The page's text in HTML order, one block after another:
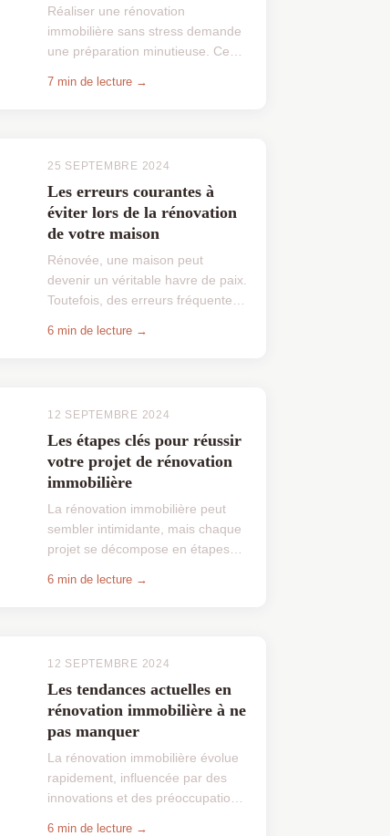
Réaliser une rénovation
immobilière sans stress demande
une préparation minutieuse. Ce
7 min de lecture →
25 SEPTEMBRE 2024
Les erreurs courantes à
éviter lors de la rénovation
de votre maison
Rénovée, une maison peut
devenir un véritable havre de paix.
Toutefois, des erreurs fréquentes
6 min de lecture →
12 SEPTEMBRE 2024
Les étapes clés pour réussir
votre projet de rénovation
immobilière
La rénovation immobilière peut
sembler intimidante, mais chaque
projet se décompose en étapes
6 min de lecture →
12 SEPTEMBRE 2024
Les tendances actuelles en
rénovation immobilière à ne
pas manquer
La rénovation immobilière évolue
rapidement, influencée par des
innovations et des préoccupations
6 min de lecture →